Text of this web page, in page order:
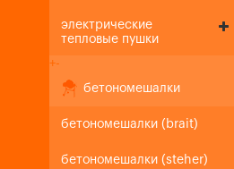
электрические
тепловые пушки
+-
бетономешалки
бетономешалки (brait)
бетономешалки (steher)